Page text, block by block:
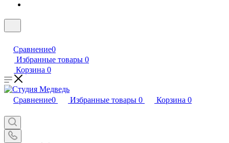
Сравнение0
Избранные товары 0
Корзина 0
Сравнение0 Избранные товары 0 Корзина 0